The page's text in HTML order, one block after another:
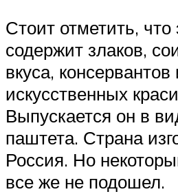
Стоит отметить, что
содержит злаков,
вкуса, консервантов
искусственных
Выпускается он в
паштета. Страна
Россия. Но
все же не подошел.